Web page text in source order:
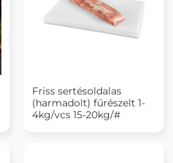
Friss sertésoldalas
(harmadolt) fűrészelt 1-
4kg/vcs 15-20kg/#